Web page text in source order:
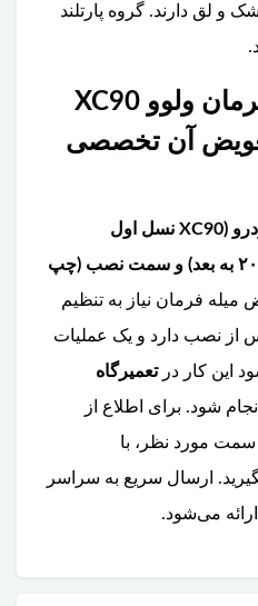
و لق دارند. گروه پارتلند
قیمت میله افقی فرمان ولوو XC90
آن تخصصی
مدل خودرو (XC90 نسل اول
۲۰۰۲-۲۰۱۴ یا نسل دوم ۲۰۱۶ به بعد) و سمت نصب (چپ
میله فرمان نیاز به تنظیم
از نصب دارد و یک عملیات
این کار درتعمیرگاه
انجام شود. برای اطلاع از
مورد نظر، با
ارسال سریع به سراسر
می‌شود.